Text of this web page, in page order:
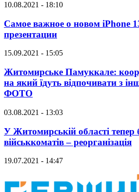
10.08.2021 - 18:10
Самое важное о новом iPhone
презентации
15.09.2021 - 15:05
Житомирське Памуккале:
на який їдуть відпочивати з
ФОТО
03.08.2021 - 13:03
У Житомирській області тепер
військкоматів – реорганізація
19.07.2021 - 14:47